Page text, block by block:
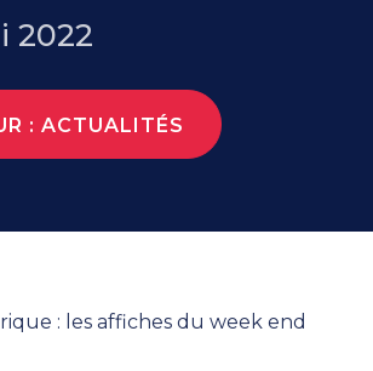
2022
: ACTUALITÉS
: les affiches du week end